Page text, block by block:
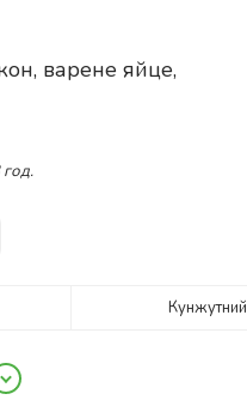
варене яйце,
Кунжутний